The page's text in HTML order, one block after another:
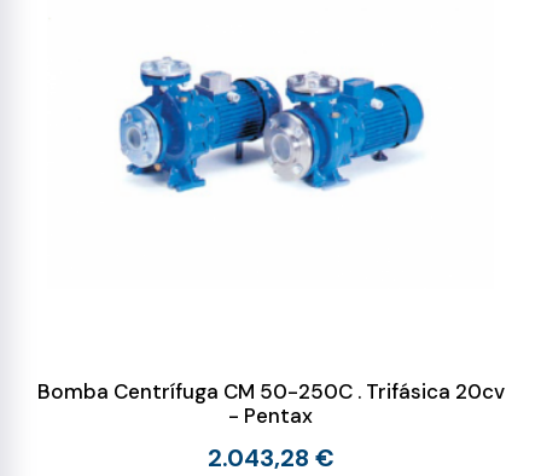
Bomba Centrífuga CM 50-250C . Trifásica 20cv
- Pentax
2.043,28 €